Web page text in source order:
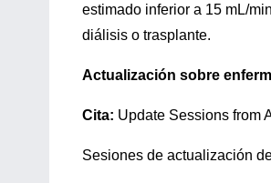
estimado inferior a 15 mL/
diálisis o trasplante.
Actualización sobre
Cita: Update Sessions from
Sesiones de actualización